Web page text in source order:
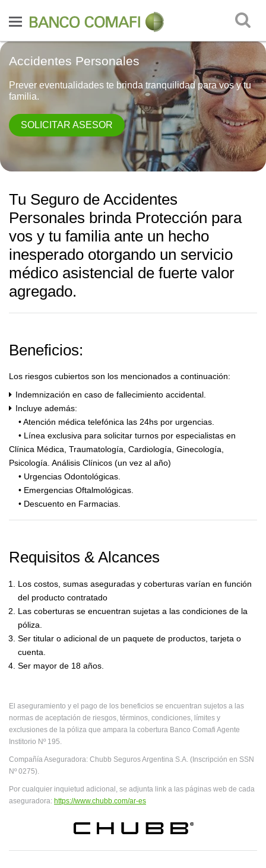
Accidentes Personales
Prever eventualidades te brinda tranquilidad para vos y tu
familia.
SOLICITAR ASESOR
Tu Seguro de Accidentes
Personales brinda Protección para
vos y tu familia ante un hecho
inesperado otorgando un servicio
médico asistencial de fuerte valor
agregado.
Beneficios:
Los riesgos cubiertos son los mencionados a continuación:
Indemnización en caso de fallecimiento accidental.
Incluye además:
• Atención médica telefónica las 24hs por urgencias.
• Línea exclusiva para solicitar turnos por especialistas en
Clínica Médica, Traumatología, Cardiología, Ginecología,
Psicología. Análisis Clínicos (un vez al año)
• Urgencias Odontológicas.
• Emergencias Oftalmológicas.
• Descuento en Farmacias.
Requisitos & Alcances
Los costos, sumas aseguradas y coberturas varían en función
del producto contratado
Las coberturas se encuentran sujetas a las condiciones de la
póliza.
Ser titular o adicional de un paquete de productos, tarjeta o
cuenta.
Ser mayor de 18 años.
El aseguramiento y el pago de los beneficios se encuentran sujetos a las
normas de aceptación de riesgos, términos, condiciones, límites y
exclusiones de la póliza que ampara la cobertura Banco Comafi Agente
Institorio Nº 195.
Compañía Aseguradora: Chubb Seguros Argentina S.A. (Inscripción en SSN
Nº 0275).
Por cualquier inquietud adicional, se adjunta link a las páginas web de cada
aseguradora: https://www.chubb.com/ar-es